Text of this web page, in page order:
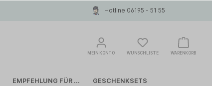
Hotline 06195 - 51 55
MEIN KONTO WUNSCHLISTE WARENKORB
EMPFEHLUNG FÜR ... GESCHENKSETS